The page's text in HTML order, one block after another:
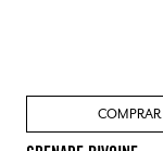
COMPRAR